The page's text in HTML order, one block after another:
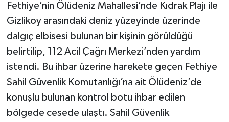
Fethiye’nin Ölüdeniz Mahallesi’nde Kıdrak Plajı ile
Gizlikoy arasındaki deniz yüzeyinde üzerinde
dalgıç elbisesi bulunan bir kişinin görüldüğü
belirtilip, 112 Acil Çağrı Merkezi’nden yardım
istendi. Bu ihbar üzerine harekete geçen Fethiye
Sahil Güvenlik Komutanlığı’na ait Ölüdeniz’de
konuşlu bulunan kontrol botu ihbar edilen
bölgede cesede ulaştı. Sahil Güvenlik